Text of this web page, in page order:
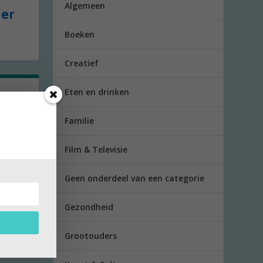
Algemeen
Boeken
Creatief
Eten en drinken
Familie
Film & Televisie
Geen onderdeel van een categorie
Gezondheid
Grootouders